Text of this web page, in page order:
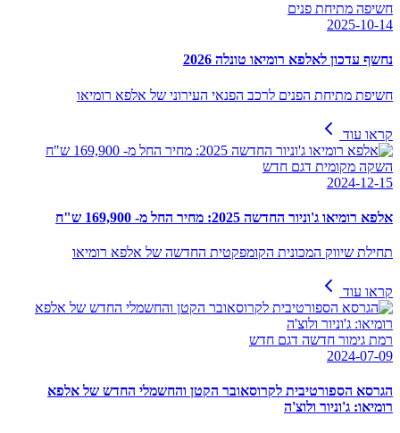
חשיפה מתיחת פנים
2025-10-14
נחשף עדכון לאלפא רומיאו טונלה 2026
חשיפת מתיחת הפנים לרכב הפנאי העירוני של אלפא רומיאו
קראו עוד
השקה מקומית דגם חדש
2024-12-15
אלפא רומיאו ג'וניור החדשה 2025: מחיר החל מ- 169,900 ש"ח
תחילת שיווק המכונית הקומפקטית החדשה של אלפא רומיאו
קראו עוד
רמת גימור חדשה דגם חדש
2024-07-09
הגרסא הספורטיבית לקרוסאובר הקטן והחשמלי החדש של אלפא
רומיאו: ג'וניור ולוצ'ה